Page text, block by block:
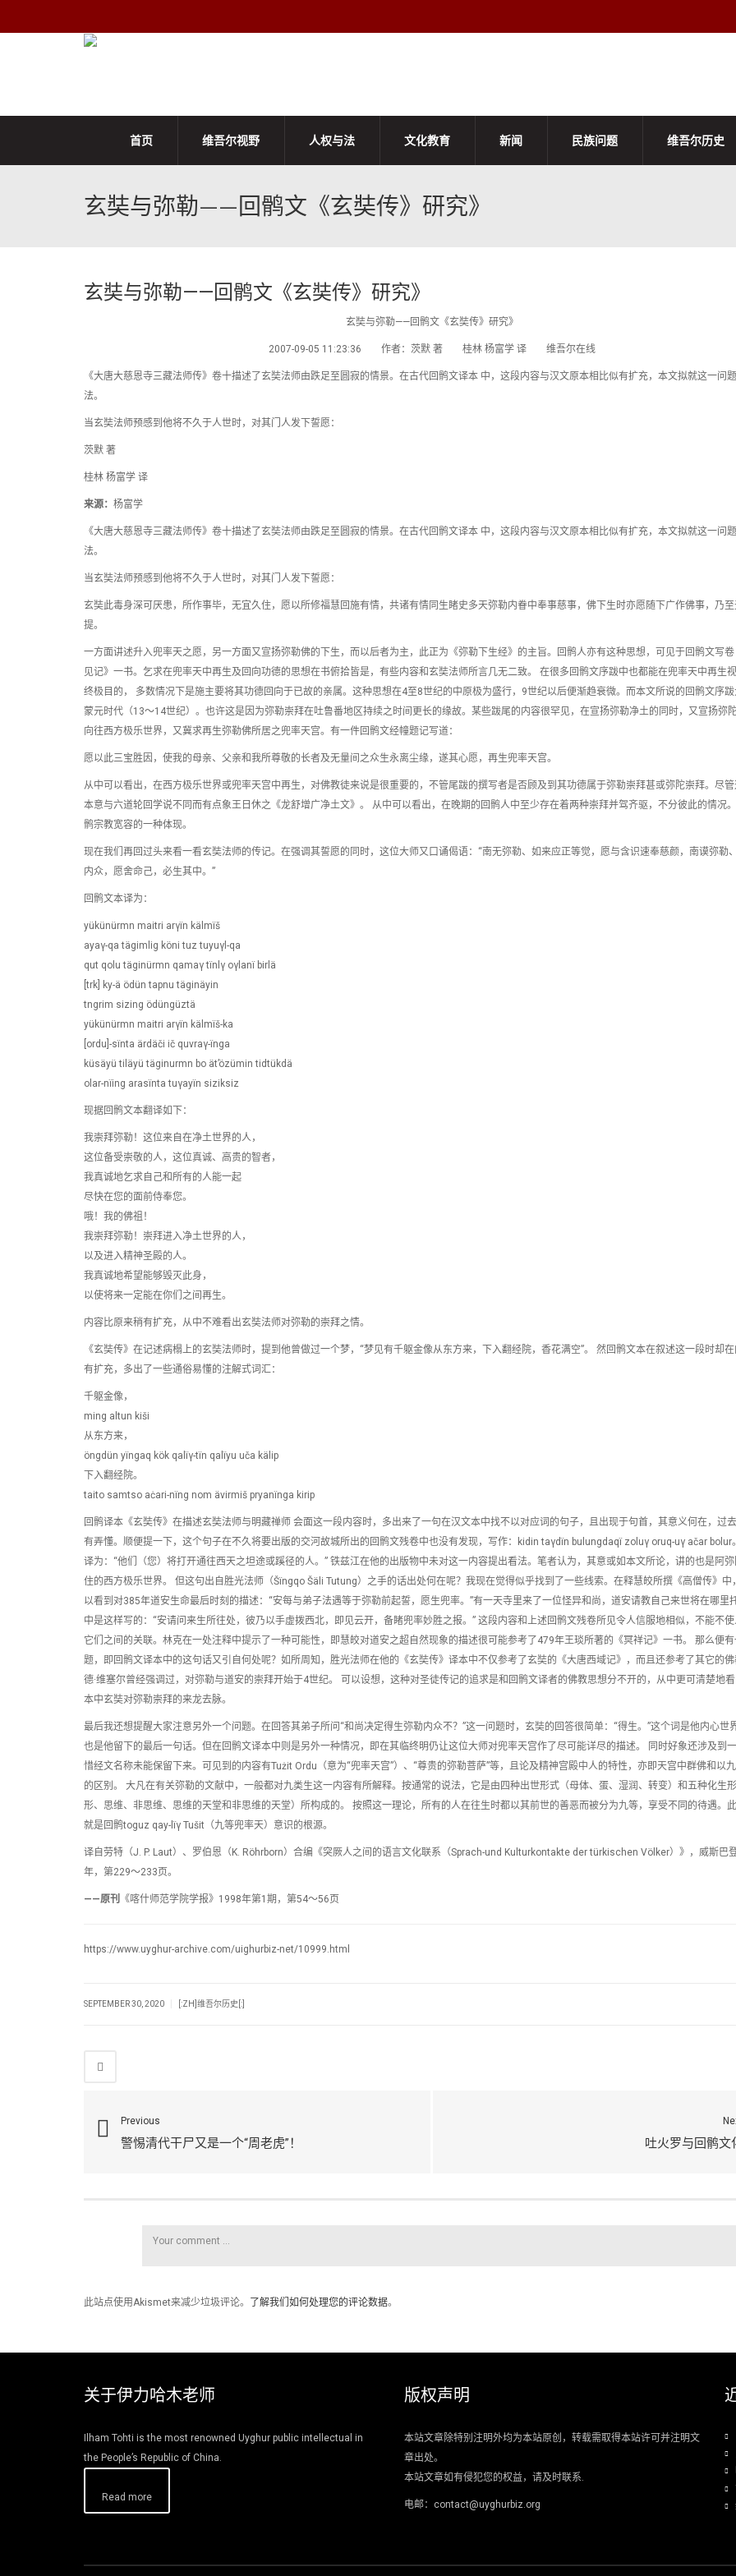
首页 维吾尔视野 人权与法 文化教育 新闻 民族问题 维吾尔历史
玄奘与弥勒——回鹘文《玄奘传》研究》
玄奘与弥勒——回鹘文《玄奘传》研究》
玄奘与弥勒——回鹘文《玄奘传》研究》
2007-09-05 11:23:36 作者：茨默 著 桂林 杨富学 译 维吾尔在线
《大唐大慈恩寺三藏法师传》卷十描述了玄奘法师由跌足至圆寂的情景。在古代回鹘文译本 中，这段内容与汉文原本相比似有扩充，本文拟就这一问
法。
当玄奘法师预感到他将不久于人世时，对其门人发下誓愿：
茨默 著
桂林 杨富学 译
来源： 杨富学
《大唐大慈恩寺三藏法师传》卷十描述了玄奘法师由跌足至圆寂的情景。在古代回鹘文译本 中，这段内容与汉文原本相比似有扩充，本文拟就这一问
法。
当玄奘法师预感到他将不久于人世时，对其门人发下誓愿：
玄奘此毒身深可厌患，所作事毕，无宜久住，愿以所修福慧回施有情，共诸有情同生睹史多天弥勒内眷中奉事慈事，佛下生时亦愿随下广作佛事，乃
提。
一方面讲述升入兜率天之愿，另一方面又宣扬弥勒佛的下生，而以后者为主，此正为《弥勒下生经》的主旨。回鹘人亦有这种思想，可见于回鹘文写
见记》一书。乞求在兜率天中再生及回向功德的思想在书俯拾皆是，有些内容和玄奘法师所言几无二致。 在很多回鹘文序跋中也都能在兜率天中再生
终极目的， 多数情况下是施主要将其功德回向于已故的亲属。这种思想在4至8世纪的中原极为盛行，9世纪以后便渐趋衰微。而本文所说的回鹘文序
蒙元时代（13～14世纪）。也许这是因为弥勒崇拜在吐鲁番地区持续之时间更长的缘故。某些跋尾的内容很罕见，在宣扬弥勒净土的同时，又宣扬弥
向往西方极乐世界，又冀求再生弥勒佛所居之兜率天宫。有一件回鹘文经幢题记写道：
愿以此三宝胜因，使我的母亲、父亲和我所尊敬的长者及无量间之众生永离尘缘，遂其心愿，再生兜率天宫。
从中可以看出，在西方极乐世界或兜率天宫中再生，对佛教徒来说是很重要的，不管尾跋的撰写者是否顾及到其功德属于弥勒崇拜甚或弥陀崇拜。尽
本意与六道轮回学说不同而有点象王日休之《龙舒增广净土文》。 从中可以看出，在晚期的回鹘人中至少存在着两种崇拜并驾齐驱，不分彼此的情况
鹘宗教宽容的一种体现。
现在我们再回过头来看一看玄奘法师的传记。在强调其誓愿的同时，这位大师又口诵偈语：“南无弥勒、如来应正等觉，愿与含识速奉慈颜，南谟弥勒
内众，愿舍命己，必生其中。”
回鹘文本译为：
yükünürmn maitri arγïn kälmïš
ayaγ-qa tägimlig köni tuz tuyuγl-qa
qut qolu täginürmn qamaγ tïnlγ oγlanï birlä
[trk] ky-ä ödün tapnu täginäyin
tngrim sizing ödüngüztä
yükünürmn maitri arγïn kälmïš-ka
[ordu]-sïnta ärdäči ič quvraγ-ïnga
küsäyü tiläyü täginurmn bo ät’özümin tidtükdä
olar-nïing arasïnta tuγayïn siziksiz
现据回鹘文本翻译如下：
我崇拜弥勒！这位来自在净土世界的人，
这位备受崇敬的人，这位真诚、高贵的智者，
我真诚地乞求自己和所有的人能一起
尽快在您的面前侍奉您。
哦！我的佛祖！
我崇拜弥勒！崇拜进入净土世界的人，
以及进入精神圣殿的人。
我真诚地希望能够毁灭此身，
以使将来一定能在你们之间再生。
内容比原来稍有扩充，从中不难看出玄奘法师对弥勒的崇拜之情。
《玄奘传》在记述病榻上的玄奘法师时，提到他曾做过一个梦，“梦见有千躯金像从东方来，下入翻经院，香花满空”。 然回鹘文本在叙述这一段时却
有扩充，多出了一些通俗易懂的注解式词汇：
千躯金像，
ming altun kiši
从东方来，
öngdün yïngaq kök qalïγ-tïn qalïyu uča kälip
下入翻经院。
taito samtso aċari-nïng nom ävirmiš pryanïnga kirip
回鹘译本《玄奘传》在描述玄奘法师与明藏禅师 会面这一段内容时，多出来了一句在汉文本中找不以对应词的句子，且出现于句首，其意义何在，过
有弄懂。顺便提一下，这个句子在不久将要出版的交河故城所出的回鹘文残卷中也没有发现，写作：kidin taγdïn bulungdaqï zoluγ oruq-uγ ačar bolur
译为：“他们（您）将打开通往西天之坦途或蹊径的人。” 铁兹江在他的出版物中未对这一内容提出看法。笔者认为，其意或如本文所论，讲的也是阿
住的西方极乐世界。 但这句出自胜光法师（Šïngqo Šäli Tutung）之手的话出处何在呢？我现在觉得似乎找到了一些线索。在释慧皎所撰《高僧传》中
以看到对385年道安生命最后时刻的描述：“安每与弟子法遇等于弥勒前起誓，愿生兜率。”有一天寺里来了一位怪异和尚，道安请教自己来世将在哪里
中是这样写的：“安请问来生所往处，彼乃以手虚拨西北，即见云开，备睹兜率妙胜之报。” 这段内容和上述回鹘文残卷所见令人信服地相似，不能不
它们之间的关联。林克在一处注释中提示了一种可能性，即慧皎对道安之超自然现象的描述很可能参考了479年王琰所著的《冥祥记》一书。 那么便
题，即回鹘文译本中的这句话又引自何处呢？如所周知，胜光法师在他的《玄奘传》译本中不仅参考了玄奘的《大唐西域记》，而且还参考了其它的
德·维塞尔曾经强调过，对弥勒与道安的崇拜开始于4世纪。 可以设想，这种对圣徒传记的追求是和回鹘文译者的佛教思想分不开的，从中更可清楚地
本中玄奘对弥勒崇拜的来龙去脉。
最后我还想提醒大家注意另外一个问题。在回答其弟子所问“和尚决定得生弥勒内众不？”这一问题时，玄奘的回答很简单：“得生。”这个词是他内心世
也是他留下的最后一句话。但在回鹘文译本中则是另外一种情况，即在其临终明仍让这位大师对兜率天宫作了尽可能详尽的描述。 同时好象还涉及到
惜经文名称未能保留下来。可见到的内容有Tużit Ordu（意为“兜率天宫”）、“尊贵的弥勒菩萨”等，且论及精神宫殿中人的特性，亦即天宫中群佛和以
的区别。 大凡在有关弥勒的文献中，一般都对九类生这一内容有所解释。按通常的说法，它是由四种出世形式（母体、蛋、湿润、转变）和五种化生
形、思维、非思维、思维的天堂和非思维的天堂）所构成的。 按照这一理论，所有的人在往生时都以其前世的善恶而被分为九等，享受不同的待遇。
就是回鹘toguz qay-lïγ Tušit（九等兜率天）意识的根源。
译自劳特（J. P. Laut）、罗伯恩（K. Röhrborn）合编《突厥人之间的语言文化联系（Sprach-und Kulturkontakte der türkischen Völker）》，威斯巴
年，第229～233页。
——原刊 《喀什师范学院学报》1998年第1期，第54～56页
https://www.uyghur-archive.com/uighurbiz-net/10999.html
SEPTEMBER 30, 2020 [:ZH]维吾尔历史[:]
Previous
警惕清代干尸又是一个“周老虎”！ 吐火罗与回鹘文
此站点使用Akismet来减少垃圾评论。 了解我们如何处理您的评论数据。
关于伊力哈木老师
Ilham Tohti is the most renowned Uyghur public intellectual in
the People’s Republic of China.
Read more
版权声明
本站文章除特别注明外均为本站原创，转载需取得本站许可并注明文
章出处。
本站文章如有侵犯您的权益，请及时联系.
电邮：contact@uyghurbiz.org